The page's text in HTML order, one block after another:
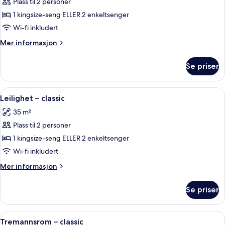
av
Rom
–
classic
1 kingsize-seng ELLER 2 enkeltsenger
Wi-fi inkludert
Mer informasjon
Mer
–
classic
Se priser
Åpne
alle
bildene
av
Leilighet
–
classic
Leilighet – classic | Sengetøy av
6
Leilighet – classic
35 m²
Plass til 2 personer
1 kingsize-seng ELLER 2 enkeltsenger
Wi-fi inkludert
Mer informasjon
Mer
–
classic
Se priser
Åpne
Tremannsrom – classic | Sengetøy
5
Tremannsrom – classic